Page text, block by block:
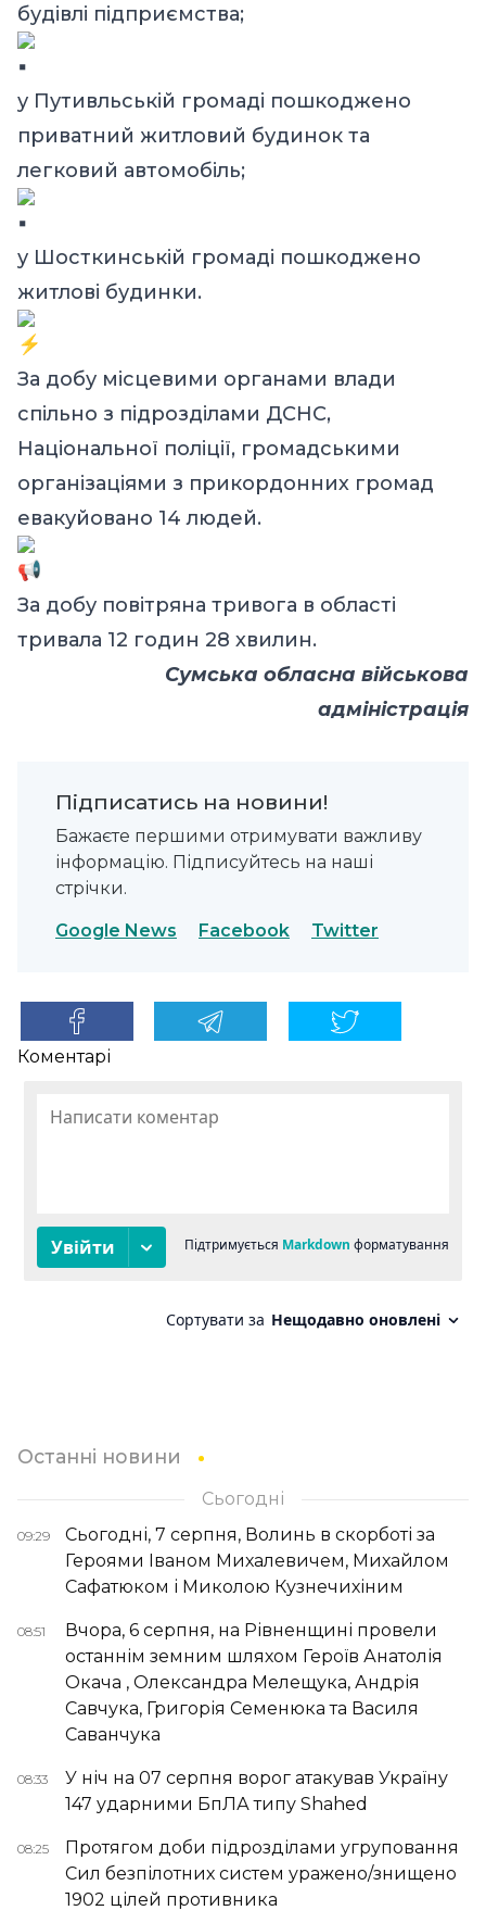
будівлі підприємства;
у Путивльській громаді пошкоджено
приватний житловий будинок та
легковий автомобіль;
у Шосткинській громаді пошкоджено
житлові будинки.
За добу місцевими органами влади
спільно з підрозділами ДСНС,
Національної поліції, громадськими
організаціями з прикордонних громад
евакуйовано 14 людей.
За добу повітряна тривога в області
тривала 12 годин 28 хвилин.
Сумська обласна військова
адміністрація
Підписатись на новини!
Бажаєте першими отримувати важливу
інформацію. Підписуйтесь на наші
стрічки.
Google News Facebook Twitter
Коментарі
Останні новини
Сьогодні
09:29
Сьогодні, 7 серпня, Волинь в скорботі за
Героями Іваном Михалевичем, Михайлом
Сафатюком і Миколою Кузнечихіним
08:51
Вчора, 6 серпня, на Рівненщині провели
останнім земним шляхом Героїв Анатолія
Окача , Олександра Мелещука, Андрія
Савчука, Григорія Семенюка та Василя
Саванчука
08:33
У ніч на 07 серпня ворог атакував Україну
147 ударними БпЛА типу Shahed
08:25
Протягом доби підрозділами угруповання
Сил безпілотних систем уражено/знищено
1902 цілей противника